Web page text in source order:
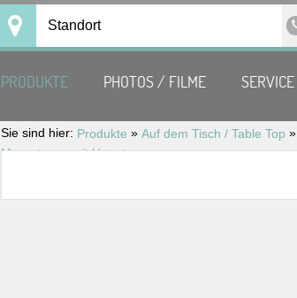
Standort
PRODUKTE PHOTOS / FILME SERVICE
Sie sind hier: Produkte » Auf dem Tisch / Table Top »
Moccatasse mit Untertasse ‚URANIA‘ KPM